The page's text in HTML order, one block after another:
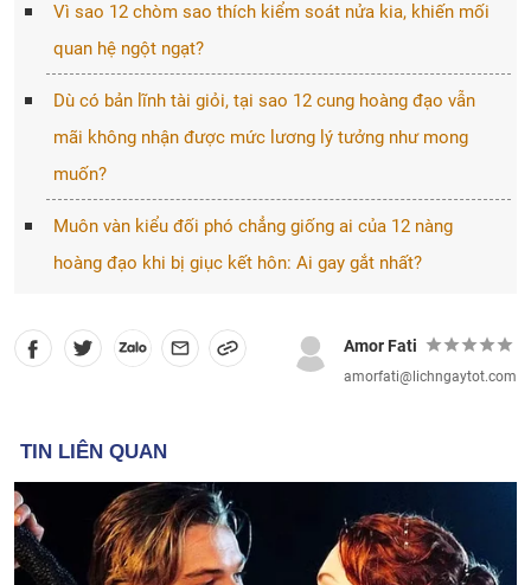
Vì sao 12 chòm sao thích kiểm soát nửa kia, khiến mối
quan hệ ngột ngạt?
Dù có bản lĩnh tài giỏi, tại sao 12 cung hoàng đạo vẫn
mãi không nhận được mức lương lý tưởng như mong
muốn?
Muôn vàn kiểu đối phó chẳng giống ai của 12 nàng
hoàng đạo khi bị giục kết hôn: Ai gay gắt nhất?
Amor Fati
amorfati@lichngaytot.com